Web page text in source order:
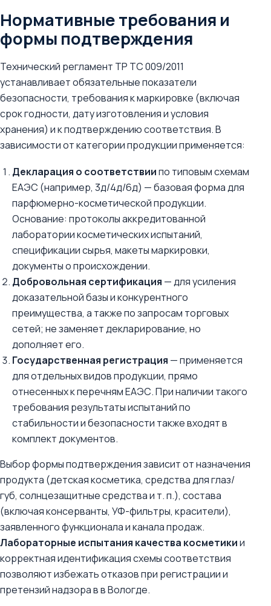
Нормативные требования и
формы подтверждения
Технический регламент ТР ТС 009/2011
устанавливает обязательные показатели
безопасности, требования к маркировке (включая
срок годности, дату изготовления и условия
хранения) и к подтверждению соответствия. В
зависимости от категории продукции применяется:
Декларация о соответствиипо типовым схемам
ЕАЭС (например, 3д/4д/6д) — базовая форма для
парфюмерно-косметической продукции.
Основание: протоколы аккредитованной
лаборатории косметических испытаний,
спецификации сырья, макеты маркировки,
документы о происхождении.
Добровольная сертификация — для усиления
доказательной базы и конкурентного
преимущества, а также по запросам торговых
сетей; не заменяет декларирование, но
дополняет его.
Государственная регистрация — применяется
для отдельных видов продукции, прямо
отнесенных к перечням ЕАЭС. При наличии такого
требования результаты испытаний по
стабильности и безопасности также входят в
комплект документов.
Выбор формы подтверждения зависит от назначения
продукта (детская косметика, средства для глаз/
губ, солнцезащитные средства и т. п.), состава
(включая консерванты, УФ-фильтры, красители),
заявленного функционала и канала продаж.
Лабораторные испытания качества косметикии
корректная идентификация схемы соответствия
позволяют избежать отказов при регистрации и
претензий надзора в в Вологде.